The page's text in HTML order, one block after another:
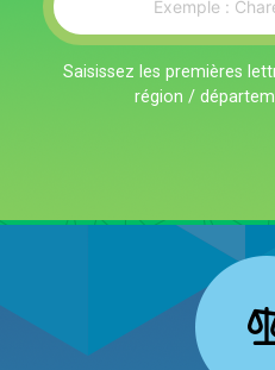
Saisissez les premières
région /